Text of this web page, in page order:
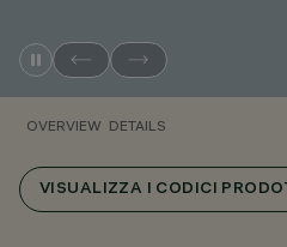
OVERVIEW DETAILS
VISUALIZZA I CODICI